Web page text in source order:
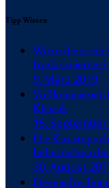
Tipp Wissen
Wozu dient ein
funktioniert er?
9. März 2019
Vollkommenen
Klassik
15.
Die
beherrschen
30. August